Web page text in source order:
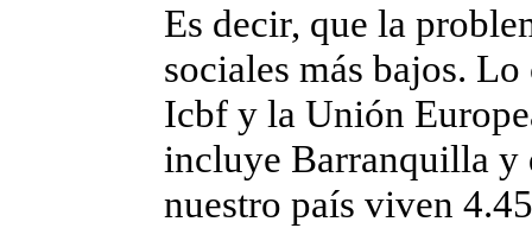
Es decir, que la
sociales más bajos.
Icbf y la Unión
incluye Barranquilla y
nuestro país viven